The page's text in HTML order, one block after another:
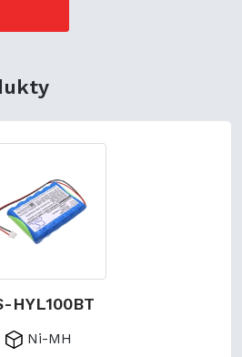
udržitelnost a zaručuje
HYL100BT
Ni-MH